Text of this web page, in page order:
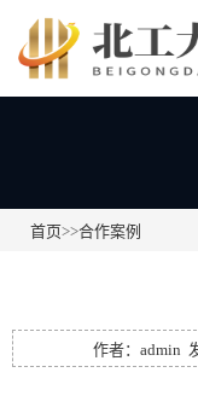
首页>>合作案例
作者：admin